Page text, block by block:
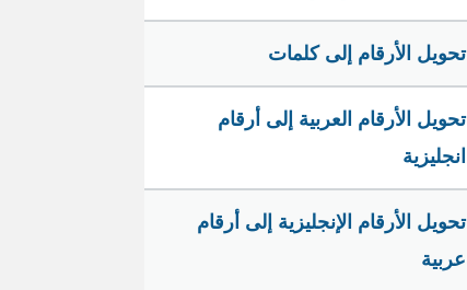
تحويل الأرقام إلى كلمات
تحويل الأرقام العربية إلى أرقام
انجليزية
تحويل الأرقام الإنجليزية إلى أرقام
عربية